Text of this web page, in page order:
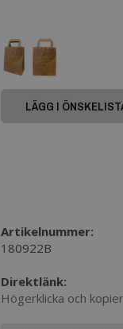
LÄGG I
Artikelnummer:
180922B
Direktlänk:
Högerklicka och